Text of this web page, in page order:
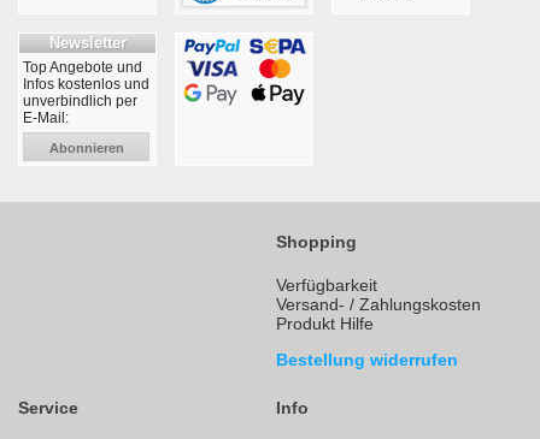
Newsletter
Top Angebote und
Infos kostenlos und
unverbindlich per
E-Mail:
Abonnieren
Shopping
Verfügbarkeit
Versand- / Zahlungskosten
Produkt Hilfe
Bestellung widerrufen
Service Info